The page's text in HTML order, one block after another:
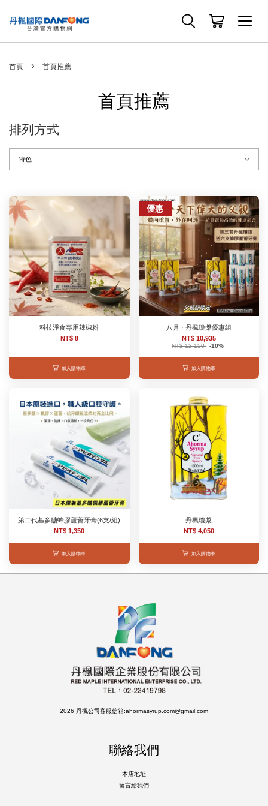
首頁 › 首頁推薦
首頁推薦
排列方式
科技淨食專用辣椒粉
NT$ 8
加入購物車
優惠
八月 · 丹楓瓊漿優惠組
NT$ 10,935
NT$ 12,150 -10%
加入購物車
第二代基多醣蜂膠蘆薈牙膏(6支/組)
NT$ 1,350
加入購物車
丹楓瓊漿
NT$ 4,050
加入購物車
2026 丹楓公司客服信箱:ahormasyrup.com@gmail.com
聯絡我們
本店地址
留言給我們